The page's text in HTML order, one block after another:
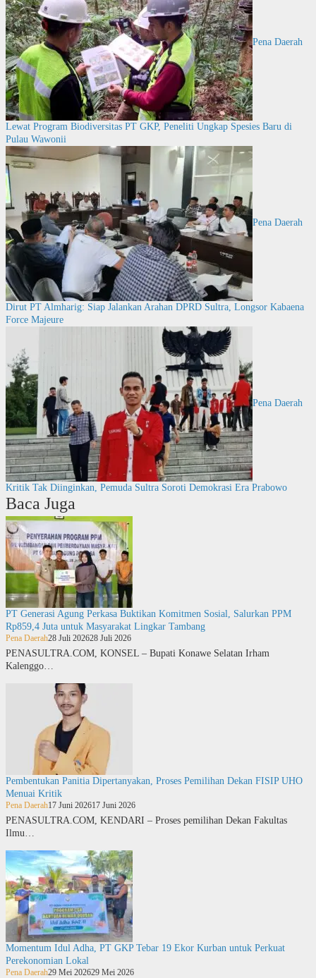
Pena Daerah
Lewat Program Biodiversitas PT GKP, Peneliti Ungkap Spesies Baru di
Pulau Wawonii
Pena Daerah
Dirut PT Almharig: Siap Jalankan Arahan DPRD Sultra, Longsor Kabaena
Force Majeure
Pena Daerah
Kritik Tak Diinginkan, Pemuda Sultra Soroti Demokrasi Era Prabowo
Baca Juga
PT Generasi Agung Perkasa Buktikan Komitmen Sosial, Salurkan PPM
Rp859,4 Juta untuk Masyarakat Lingkar Tambang
Pena Daerah28 Juli 202628 Juli 2026
PENASULTRA.COM, KONSEL – Bupati Konawe Selatan Irham
Kalenggo…
Pembentukan Panitia Dipertanyakan, Proses Pemilihan Dekan FISIP UHO
Menuai Kritik
Pena Daerah17 Juni 202617 Juni 2026
PENASULTRA.COM, KENDARI – Proses pemilihan Dekan Fakultas
Ilmu…
Momentum Idul Adha, PT GKP Tebar 19 Ekor Kurban untuk Perkuat
Perekonomian Lokal
Pena Daerah29 Mei 202629 Mei 2026